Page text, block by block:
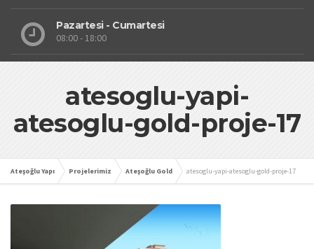
Pazartesi - Cumartesi
08:00 - 18:00
atesoglu-yapi-
atesoglu-gold-proje-17
Ateşoğlu Yapı Projelerimiz Ateşoğlu Gold atesoglu-yapi-atesoglu-gold-proje-17